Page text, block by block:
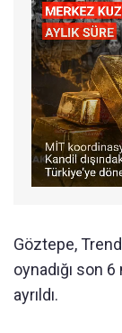
Göztepe,
oynadığı son
ayrıldı.